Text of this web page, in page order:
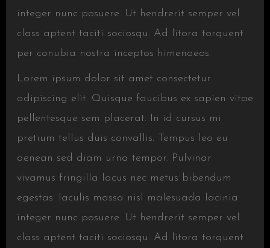
integer nunc posuere. Ut hendrerit semper vel
class aptent taciti sociosqu. Ad litora torquent
per conubia nostra inceptos himenaeos.
Lorem ipsum dolor sit amet consectetur
adipiscing elit. Quisque faucibus ex sapien vitae
pellentesque sem placerat. In id cursus mi
pretium tellus duis convallis. Tempus leo eu
aenean sed diam urna tempor. Pulvinar
vivamus fringilla lacus nec metus bibendum
egestas. Iaculis massa nisl malesuada lacinia
integer nunc posuere. Ut hendrerit semper vel
class aptent taciti sociosqu. Ad litora torquent